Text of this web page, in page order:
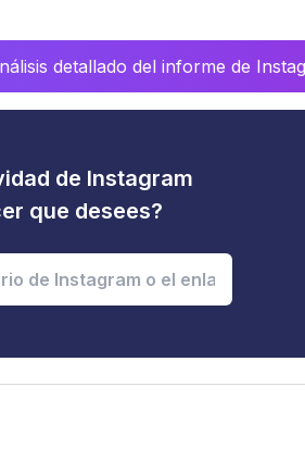
detallado del informe de
de Instagram
que desees?